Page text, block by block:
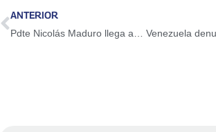
ANTERIOR
Pdte Nicolás Maduro llega a Turquía para participar en toma de posesión de su homólogo Erdogan